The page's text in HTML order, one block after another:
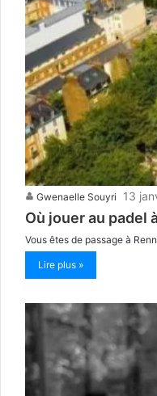
Gwenaelle Souyri 13
Où jouer au padel
Vous êtes de passage à
Lire plus »